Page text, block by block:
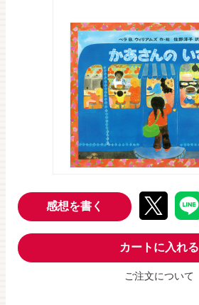
感想を書く
カートに入れる
ご注文について